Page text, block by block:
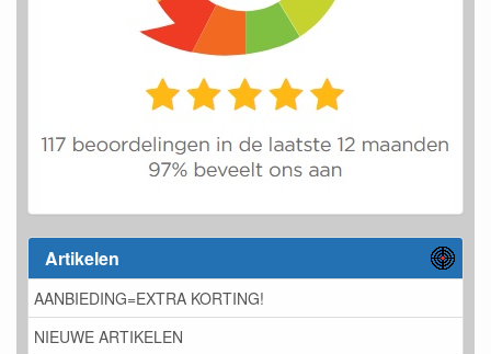
Artikelen
AANBIEDING=EXTRA KORTING!
NIEUWE ARTIKELEN